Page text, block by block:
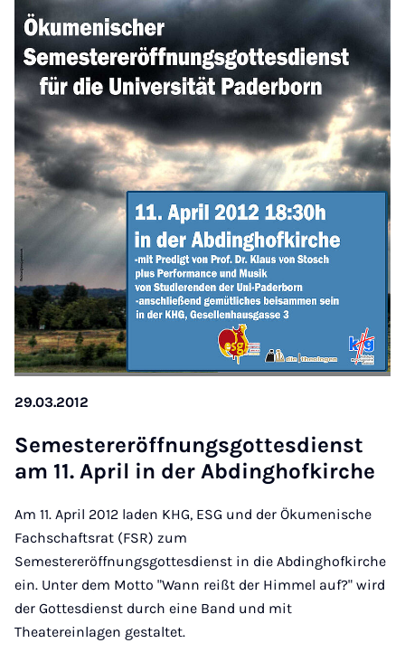
29.03.2012
Se­mes­te­r­er­öff­nungs­got­tes­dienst
am 11. April in der Ab­ding­hof­kir­che
Am 11. April 2012 laden KHG, ESG und der Ökumenische
Fachschaftsrat (FSR) zum
Semestereröffnungsgottesdienst in die Abdinghofkirche
ein. Unter dem Motto "Wann reißt der Himmel auf?" wird
der Gottesdienst durch eine Band und mit
Theatereinlagen gestaltet.